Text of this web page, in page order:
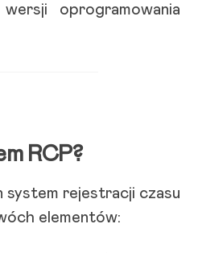
oprogramowania
RCP?
system rejestracji czasu
elementów: